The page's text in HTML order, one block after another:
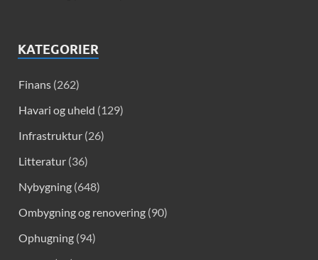
KATEGORIER
Finans (262)
Havari og uheld (129)
Infrastruktur (26)
Litteratur (36)
Nybygning (648)
Ombygning og renovering (90)
Ophugning (94)